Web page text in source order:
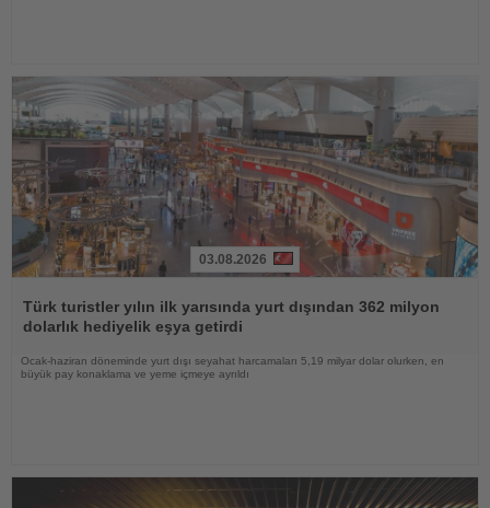
Oku
03.08.2026
Türk turistler yılın ilk yarısında yurt dışından 362 milyon
dolarlık hediyelik eşya getirdi
Ocak-haziran döneminde yurt dışı seyahat harcamaları 5,19 milyar dolar olurken, en
büyük pay konaklama ve yeme içmeye ayrıldı